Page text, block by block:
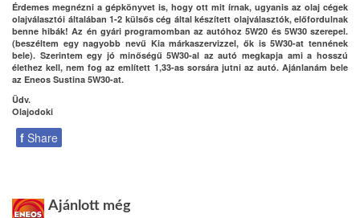
Érdemes megnézni a gépkönyvet is, hogy ott mit írnak, ugyanis az olaj cégek
olajválasztói általában 1-2 külsős cég által készített olajválasztók, előfordulnak
benne hibák! Az én gyári programomban az autóhoz 5W20 és 5W30 szerepel.
(beszéltem egy nagyobb nevű Kia márkaszervizzel, ők is 5W30-at tennének
bele). Szerintem egy jó minőségű 5W30-al az autó megkapja ami a hosszú
élethez kell, nem fog az említett 1,33-as sorsára jutni az autó. Ajánlanám bele
az Eneos Sustina 5W30-at.
Üdv.
Olajodoki
f Share
Ajánlott még